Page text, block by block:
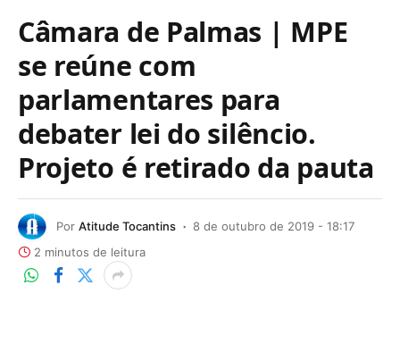
Câmara de Palmas | MPE
se reúne com
parlamentares para
debater lei do silêncio.
Projeto é retirado da pauta
Por Atitude Tocantins
8 de outubro de 2019 - 18:17
2 minutos de leitura